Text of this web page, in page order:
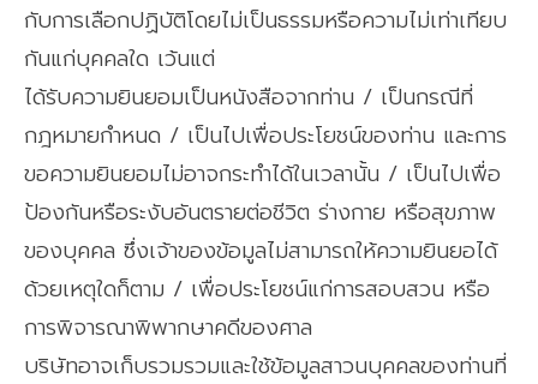
กับการเลือกปฏิบัติโดยไม่เป็นธรรมหรือความไม่เท่าเทียบ
กันแก่บุคคลใด เว้นแต่
ได้รับความยินยอมเป็นหนังสือจากท่าน / เป็นกรณีที่
กฎหมายกำหนด / เป็นไปเพื่อประโยชน์ของท่าน และการ
ขอความยินยอมไม่อาจกระทำได้ในเวลานั้น / เป็นไปเพื่อ
ป้องกันหรือระงับอันตรายต่อชีวิต ร่างกาย หรือสุขภาพ
ของบุคคล ซึ่งเจ้าของข้อมูลไม่สามารถให้ความยินยอได้
ด้วยเหตุใดก็ตาม / เพื่อประโยชน์แก่การสอบสวน หรือ
การพิจารณาพิพากษาคดีของศาล
บริษัทอาจเก็บรวมรวมและใช้ข้อมูลสาวนบุคคลของท่านที่